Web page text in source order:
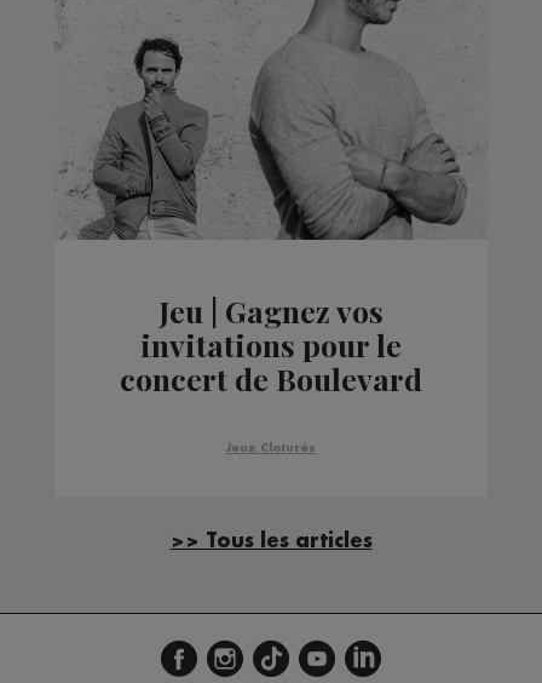
Jeu | Gagnez vos
invitations pour le
concert de Boulevard
Jeux Cloturés
>> Tous les articles